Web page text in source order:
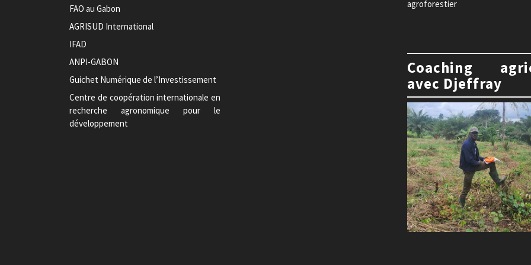
FAO au Gabon
AGRISUD International
IFAD
ANPI-GABON
Guichet Numérique de l’Investissement
Centre de coopération internationale en
recherche agronomique pour le
développement
agroforestier
Coaching
avec Djeffray